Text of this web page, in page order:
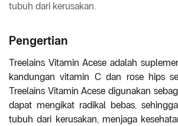
tubuh dari kerusakan.
Pengertian
Treelains Vitamin Acese adalah
kandungan vitamin C dan rose hips
Treelains Vitamin Acese digunakan
dapat mengikat radikal bebas,
tubuh dari kerusakan, menjaga